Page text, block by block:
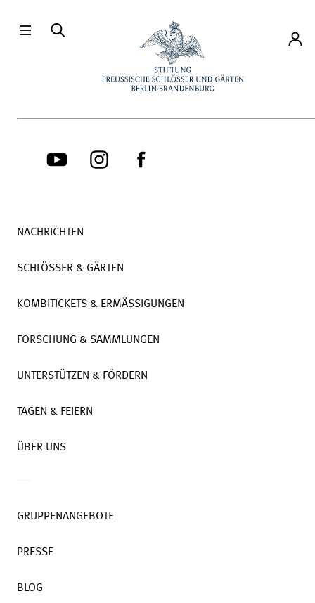
Konto
NACHRICHTEN
SCHLÖSSER & GÄRTEN
KOMBITICKETS & ERMÄSSIGUNGEN
FORSCHUNG & SAMMLUNGEN
UNTERSTÜTZEN & FÖRDERN
TAGEN & FEIERN
ÜBER UNS
GRUPPENANGEBOTE
PRESSE
BLOG